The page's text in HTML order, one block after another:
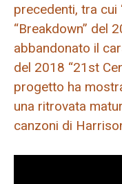
precedenti, tra cui
“Breakdown” del
abbandonato il
del 2018 “21st
progetto ha
una ritrovata
canzoni di